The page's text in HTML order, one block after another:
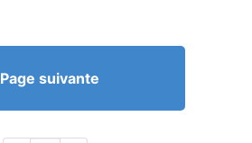
Page suivante